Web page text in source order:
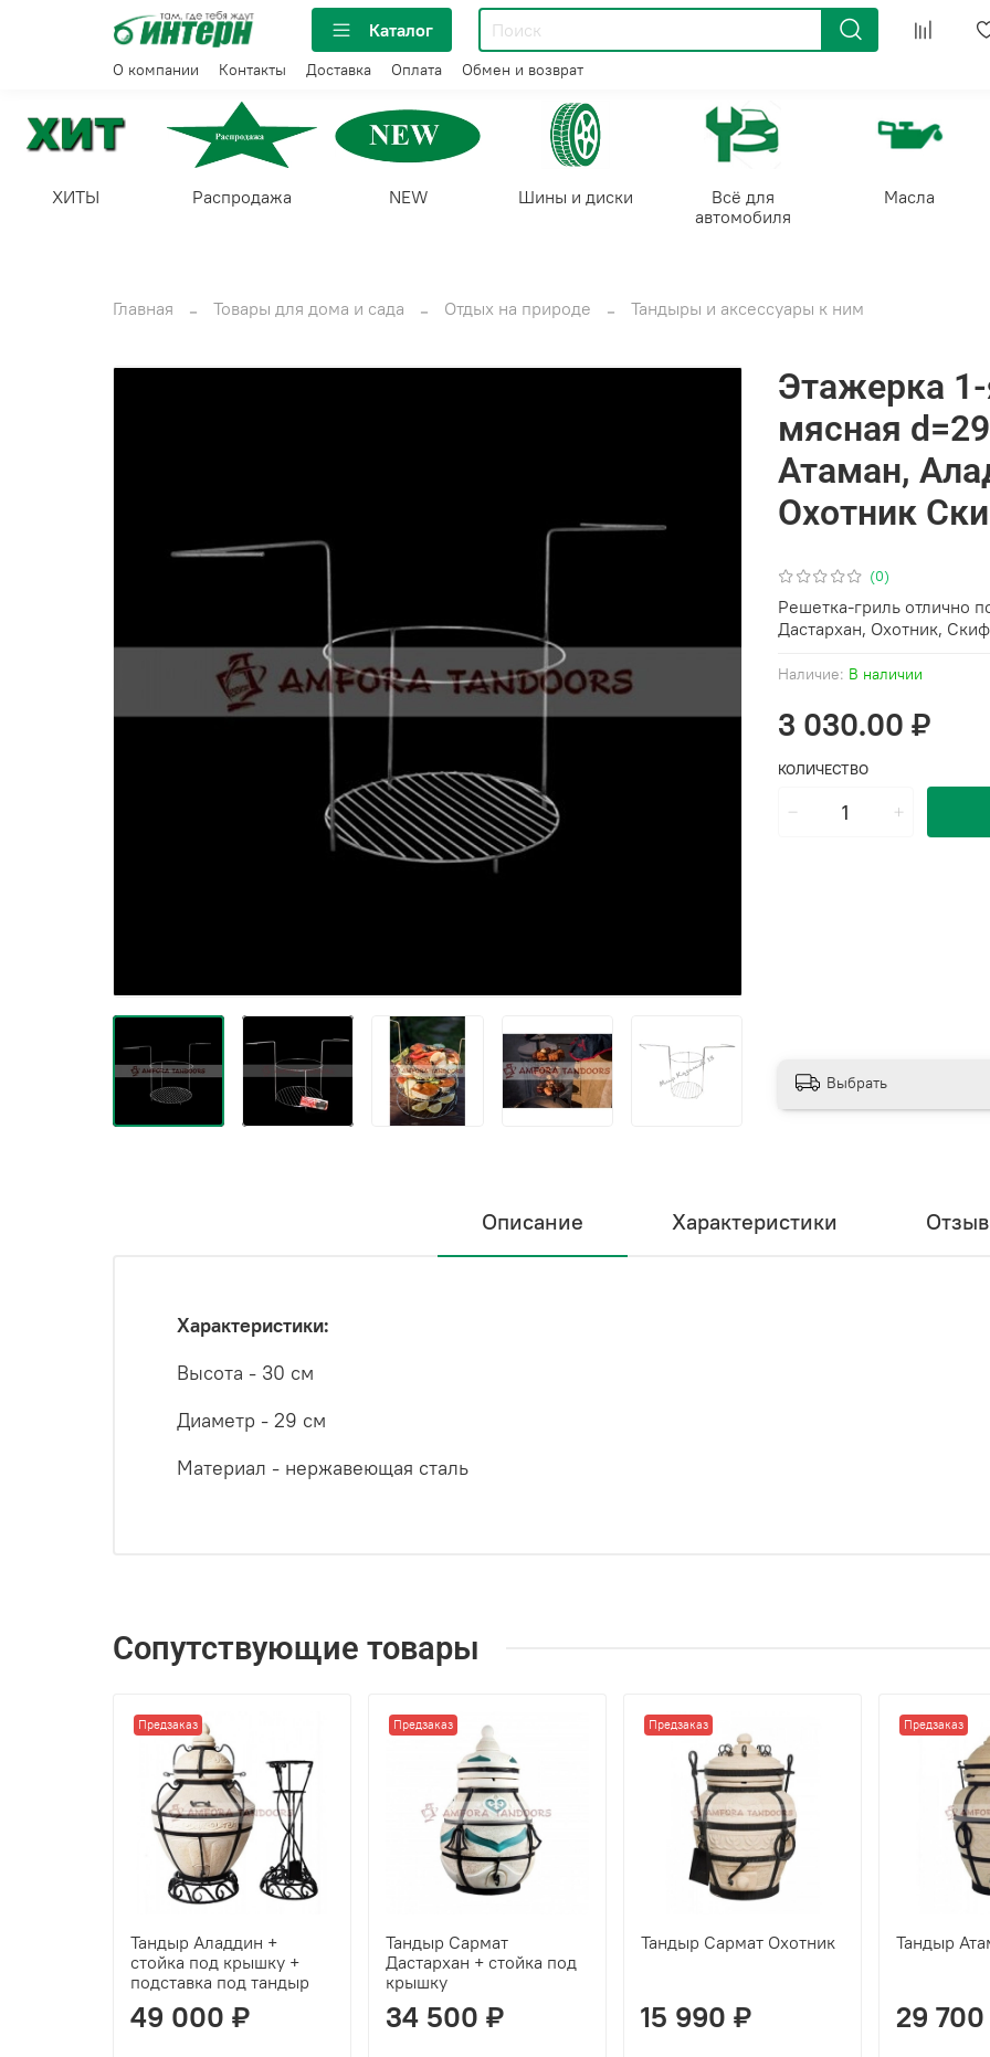
Каталог
О компании Контакты Доставка Оплата Обмен и возврат
ХИТЫ Распродажа NEW Шины и диски
Всё для
автомобиля
Масла
Главная Товары для дома и сада Отдых на природе Тандыры и аксессуары к ним
(0)
Наличие: В наличии
Этажерка
мясная
Атаман,
Охотник
3 030.00 ₽
КОЛИЧЕСТВО
Решетка-гриль отлично
Дастархан, Охотник,
Выбрать
Описание Характеристики
Характеристики:
Высота - 30 см
Диаметр - 29 см
Материал - нержавеющая сталь
Сопутствующие товары
Предзаказ
Тандыр Аладдин +
стойка под крышку +
подставка под тандыр
49 000 ₽
Предзаказ
Тандыр Сармат
Дастархан + стойка под
крышку
34 500 ₽
Предзаказ
Тандыр Сармат Охотник
15 990 ₽
Предзаказ
Тандыр
29